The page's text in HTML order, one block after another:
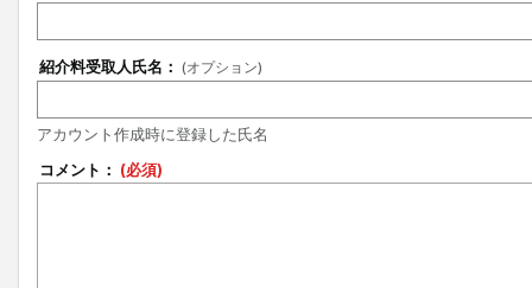
紹介料受取人氏名： (オプション)
アカウント作成時に登録した氏名
コメント： (必須)